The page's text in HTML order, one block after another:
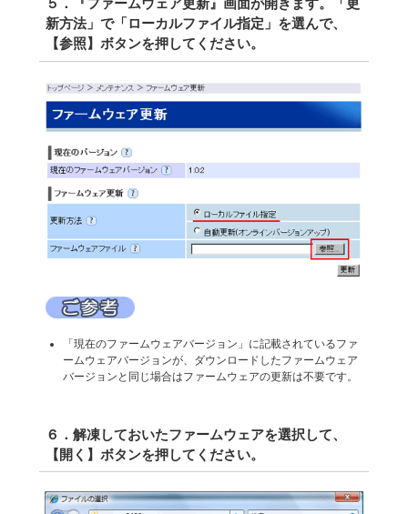
５．『ファームウェア更新』画面が開きます。「更
新方法」で「ローカルファイル指定」を選んで、
【参照】ボタンを押してください。
「現在のファームウェアバージョン」に記載されているファ
ームウェアバージョンが、ダウンロードしたファームウェア
バージョンと同じ場合はファームウェアの更新は不要です。
６．解凍しておいたファームウェアを選択して、
【開く】ボタンを押してください。